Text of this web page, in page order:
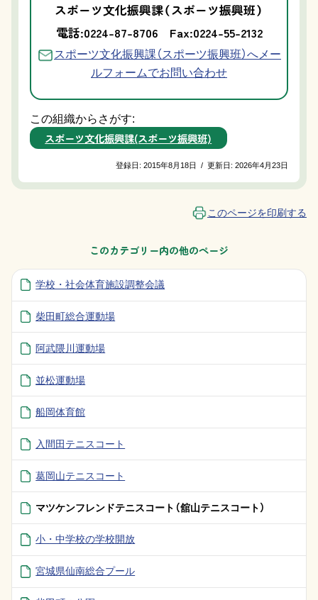
スポーツ文化振興課（スポーツ振興班）
電話:0224-87-8706
Fax:0224-55-2132
スポーツ文化振興課（スポーツ振興班）へメー
ルフォームでお問い合わせ
この組織からさがす:
スポーツ文化振興課(スポーツ振興班)
登録日:2015年8月18日 / 更新日:2026年4月23日
このページを印刷する
このカテゴリー内の他のページ
学校・社会体育施設調整会議
柴田町総合運動場
阿武隈川運動場
並松運動場
船岡体育館
入間田テニスコート
葛岡山テニスコート
マツケンフレンドテニスコート（舘山テニスコート）
小・中学校の学校開放
宮城県仙南総合プール